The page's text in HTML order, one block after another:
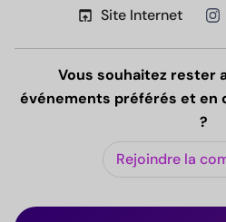
open_in_browser Site Internet
Vous souhaitez rester
événements préférés et en
?
Rejoindre la